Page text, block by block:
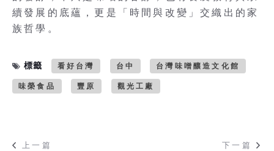
續發展的底蘊，更是「時間與改變」交織出的家
族哲學。
標籤 看好台灣 台中 台灣味噌釀造文化館
味榮食品 豐原 觀光工廠
上一篇 下一篇